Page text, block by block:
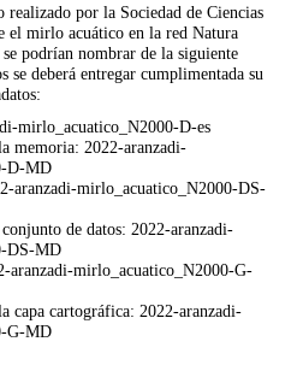
por la Sociedad de Ciencias
el mirlo acuático en la red Natura
podrían nombrar de la siguiente
se deberá entregar cumplimentada su
mirlo_acuatico_N2000-D-es
memoria: 2022-aranzadi-
D-MD
aranzadi-mirlo_acuatico_N2000-DS-
de datos: 2022-aranzadi-
DS-MD
aranzadi-mirlo_acuatico_N2000-G-
capa cartográfica: 2022-aranzadi-
G-MD